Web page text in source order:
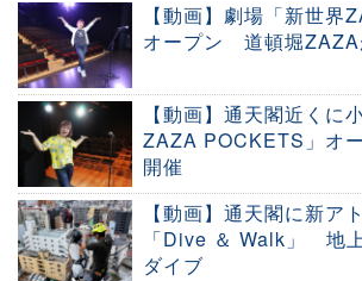
【動画】劇場「新世界
オープン 道頓堀ZAZA
【動画】通天閣近くに
ZAZA POCKETS」オ
開催
【動画】通天閣に新ア
「Dive ＆ Walk」 地
ダイブ